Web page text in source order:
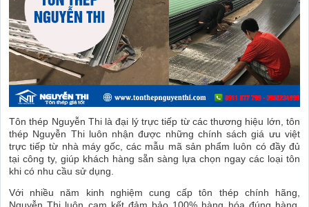
Tôn thép Nguyễn Thi là đại lý trực tiếp từ các thương hiệu lớn, tôn
thép Nguyễn Thi luôn nhận được những chính sách giá ưu việt
trực tiếp từ nhà máy gốc, các mẫu mã sản phẩm luôn có đầy đủ
tại công ty, giúp khách hàng sẵn sàng lựa chọn ngay các loại tôn
khi có nhu cầu sử dụng.
Với nhiều năm kinh nghiệm cung cấp tôn thép chính hãng,